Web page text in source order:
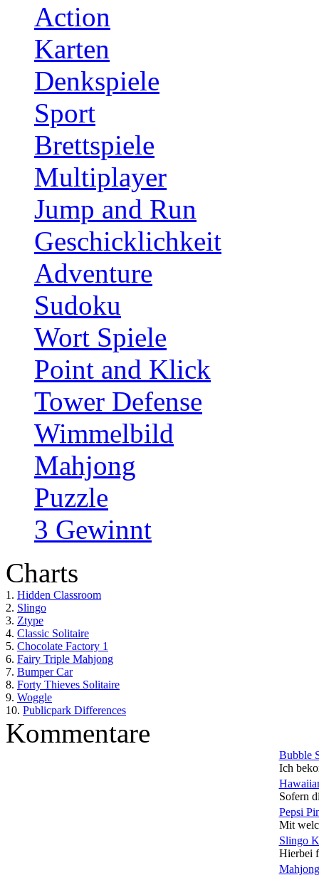
Action
Karten
Denkspiele
Sport
Brettspiele
Multiplayer
Jump and Run
Geschicklichkeit
Adventure
Sudoku
Wort Spiele
Point and Klick
Tower Defense
Wimmelbild
Mahjong
Puzzle
3 Gewinnt
Charts
1. Hidden Classroom
2. Slingo
3. Ztype
4. Classic Solitaire
5. Chocolate Factory 1
6. Fairy Triple Mahjong
7. Bumper Car
8. Forty Thieves Solitaire
9. Woggle
10. Publicpark Differences
Kommentare
Bubble
Ich
Sofern
Pepsi
Mit
Slingo
Hierbei